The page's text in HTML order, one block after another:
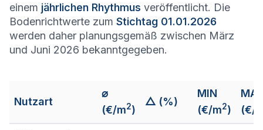
einem jährlichen Rhythmus veröffentlicht. Die
Bodenrichtwerte zum Stichtag 01.01.2026
werden daher planungsgemäß zwischen März
und Juni 2026 bekanntgegeben.
Nutzart
⌀
(€/m2)
△ (%)
MIN
(€/m2)
(€/